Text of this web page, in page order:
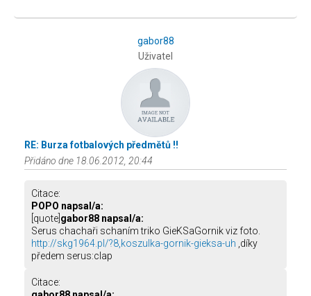
gabor88
Uživatel
RE: Burza fotbalových předmětů !!
Přidáno dne 18.06.2012, 20:44
Citace:
POPO napsal/a:
[quote] gabor88 napsal/a:
Serus chachaři schaním triko GieKSaGornik viz foto.
http://skg1964.pl/?8,koszulka-gornik-gieksa-uh ,díky
předem serus:clap
Citace: